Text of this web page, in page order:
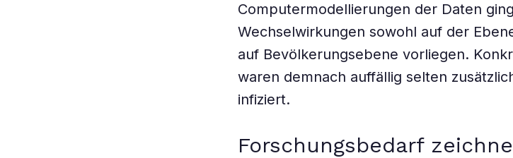
Computermodellierungen der Daten
Wechselwirkungen sowohl auf der
auf Bevölkerungsebene vorliegen.
waren demnach auffällig selten
infiziert.
Forschungsbedarf